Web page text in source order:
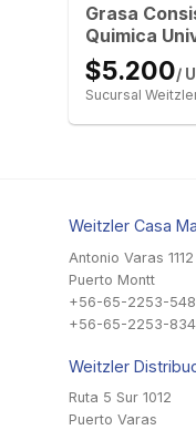
Grasa
Quimica
$5.200/
Sucursal
Weitzler Casa
Antonio Varas 1112
Puerto Montt
+56-65-2253-548
+56-65-2253-834
Weitzler
Ruta 5 Sur 1012
Puerto Varas